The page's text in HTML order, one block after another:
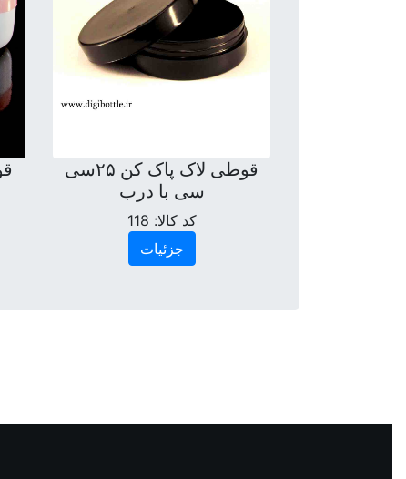
قوطی لاک پاک کن ۲۵سی
سی با درب
کد کالا: 118
جزئیات